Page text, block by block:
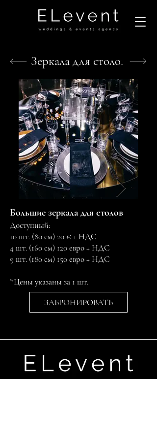
Зеркала для столов
Большие зеркала для столов
Доступный:
10 шт. (80 см) 20 € + НДС
4 шт. (160 см) 120 евро + НДС
9 шт. (180 см) 150 евро + НДС
*Цены указаны за 1 шт.
ЗАБРОНИРОВАТЬ